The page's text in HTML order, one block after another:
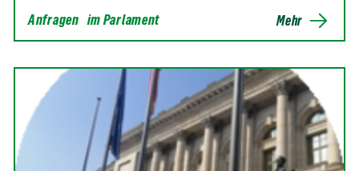
Anfragen im Parlament Mehr